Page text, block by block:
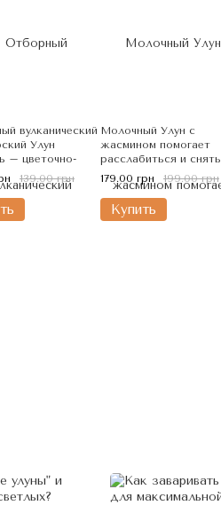
вулканический
Улун
– цветочно-
с
нотками
139.00 грн
Молочный Улун с
жасмином помогает
расслабиться и снять
стресс 50г, Китай
179.00 грн 199.00 грн
Купить